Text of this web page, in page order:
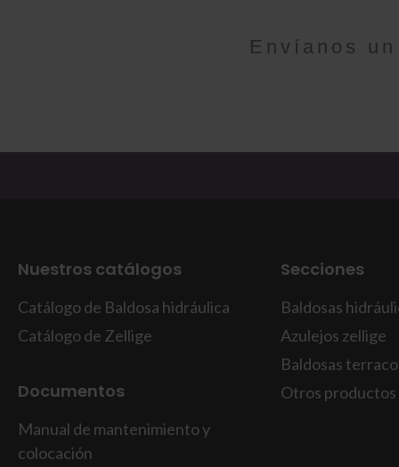
Envíanos
Nuestros catálogos
Catálogo de Baldosa hidráulica
Catálogo de Zellige
Documentos
Manual de mantenimiento y
colocación
Secciones
Baldosas
Azulejos zellige
Baldosas
Otros productos